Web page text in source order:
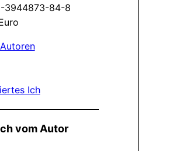
3944873-84-8
Ich
vom Autor